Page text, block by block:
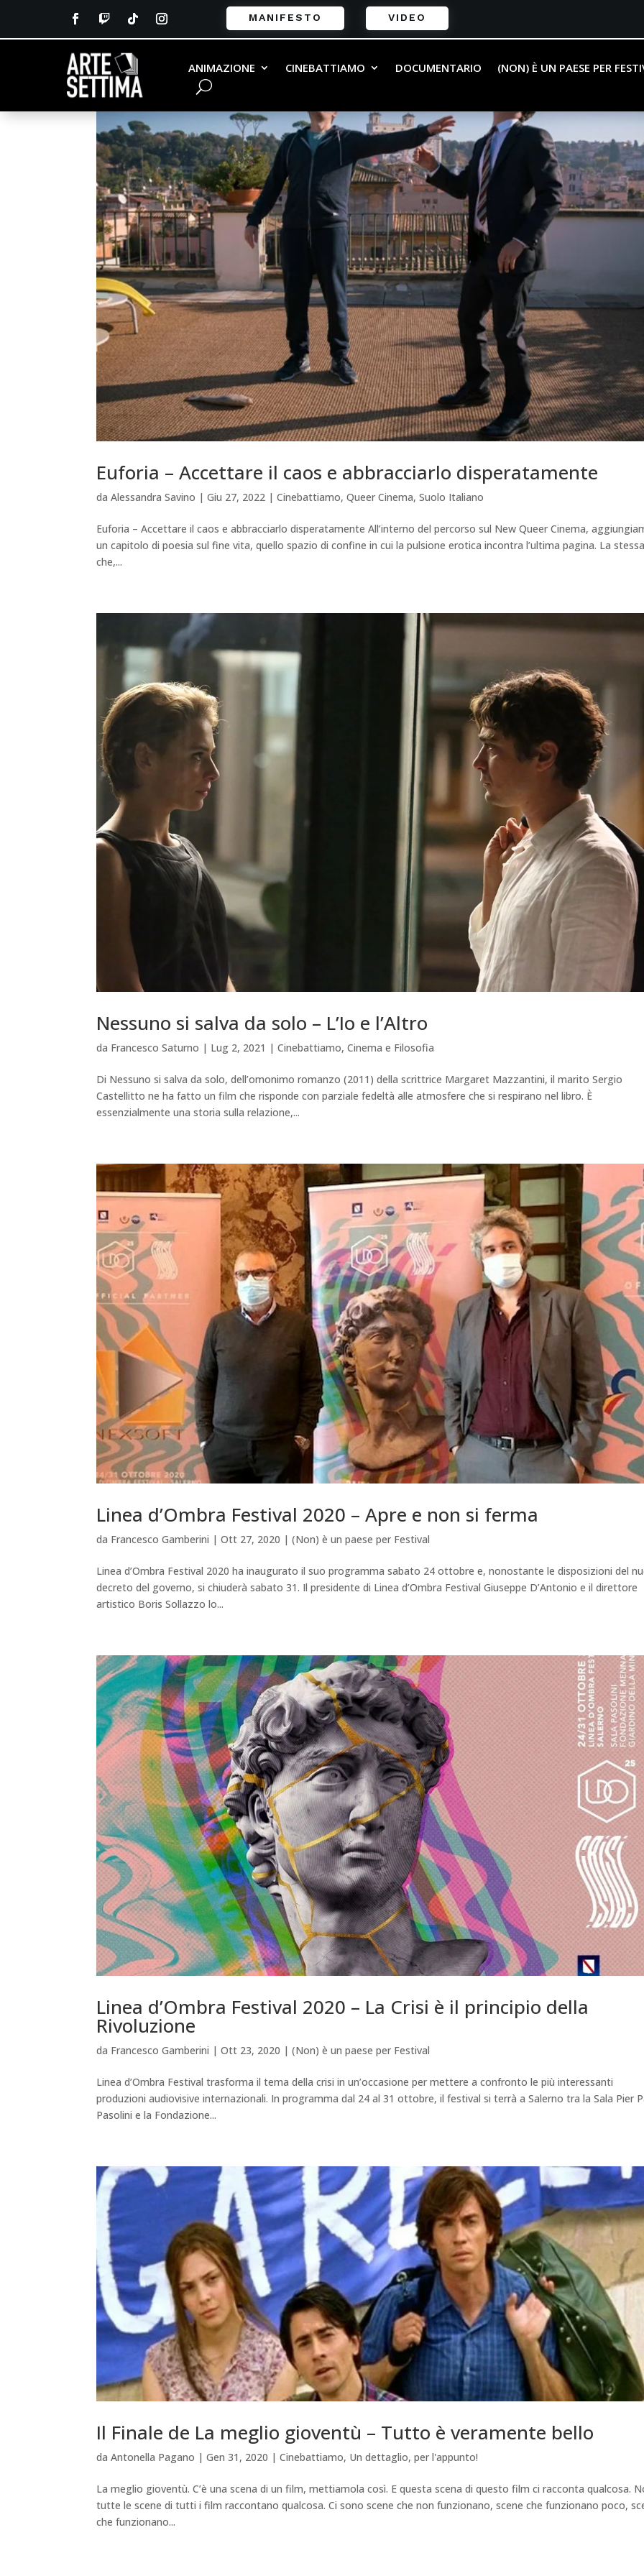
MANIFESTO VIDEO
ANIMAZIONE CINEBATTIAMO DOCUMENTARIO (NON) È UN PAESE PER
Euforia – Accettare il caos e abbracciarlo disperatamente
daAlessandra Savino |Giu 27, 2022 |Cinebattiamo,Queer Cinema,Suolo Italiano
Euforia – Accettare il caos e abbracciarlo disperatamente All’interno del percorso sul New Queer Cinema,
un capitolo di poesia sul fine vita, quello spazio di confine in cui la pulsione erotica incontra l’ultima pagina. La
che,...
Nessuno si salva da solo – L’Io e l’Altro
da Francesco Saturno | Lug 2, 2021 |Cinebattiamo,Cinema e Filosofia
Di Nessuno si salva da solo, dell’omonimo romanzo (2011) della scrittrice Margaret Mazzantini, il marito Sergio
Castellitto ne ha fatto un film che risponde con parziale fedeltà alle atmosfere che si respirano nel libro. È
essenzialmente una storia sulla relazione,...
Linea d’Ombra Festival 2020 – Apre e non si ferma
da Francesco Gamberini |Ott 27, 2020 |(Non) è un paese per Festival
Linea d’Ombra Festival 2020 ha inaugurato il suo programma sabato 24 ottobre e, nonostante le disposizioni del
decreto del governo, si chiuderà sabato 31. Il presidente di Linea d’Ombra Festival Giuseppe D’Antonio e il direttore
artistico Boris Sollazzo lo...
Linea d’Ombra Festival 2020 – La Crisi è il principio della
Rivoluzione
da Francesco Gamberini |Ott 23, 2020 |(Non) è un paese per Festival
Linea d’Ombra Festival trasforma il tema della crisi in un’occasione per mettere a confronto le più interessanti
produzioni audiovisive internazionali. In programma dal 24 al 31 ottobre, il festival si terrà a Salerno tra la Sala Pier
Pasolini e la Fondazione...
Il Finale de La meglio gioventù – Tutto è veramente bello
daAntonella Pagano |Gen 31, 2020 |Cinebattiamo, Un dettaglio, per l'appunto!
La meglio gioventù. C’è una scena di un film, mettiamola così. E questa scena di questo film ci racconta qualcosa.
tutte le scene di tutti i film raccontano qualcosa. Ci sono scene che non funzionano, scene che funzionano poco,
che funzionano...